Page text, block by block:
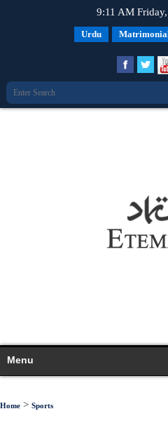
9:11 AM
Urdu
Menu
Home > Sports